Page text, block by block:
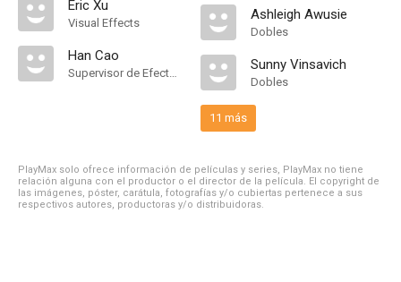
Eric Xu
Visual Effects
Han Cao
Supervisor de Efectos Visuales
Ashleigh Awusie
Dobles
Sunny Vinsavich
Dobles
11 más
PlayMax solo ofrece información de películas y series, PlayMax no tiene
relación alguna con el productor o el director de la película. El copyright de
las imágenes, póster, carátula, fotografías y/o cubiertas pertenece a sus
respectivos autores, productoras y/o distribuidoras.